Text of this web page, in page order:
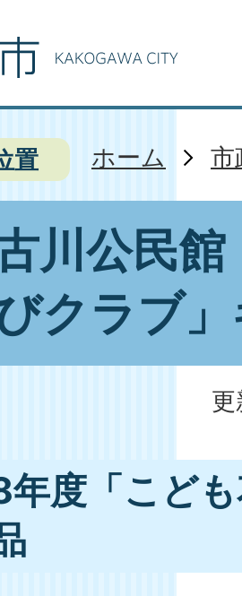
置 ホーム 市
川公民
クラブ
度「こど